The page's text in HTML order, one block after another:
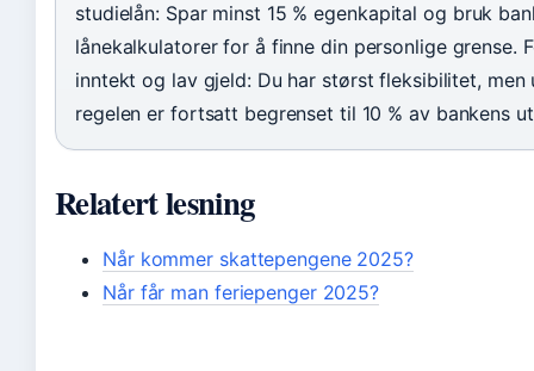
studielån: Spar minst 15 % egenkapital og bruk
lånekalkulatorer for å finne din personlige grense.
inntekt og lav gjeld: Du har størst fleksibilitet, men
regelen er fortsatt begrenset til 10 % av bankens
Relatert lesning
Når kommer skattepengene 2025?
Når får man feriepenger 2025?